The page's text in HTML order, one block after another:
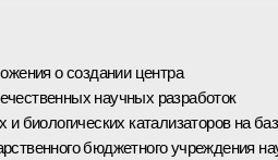
о создании центра
научных разработок
и биологических катализаторов на
бюджетного учреждения